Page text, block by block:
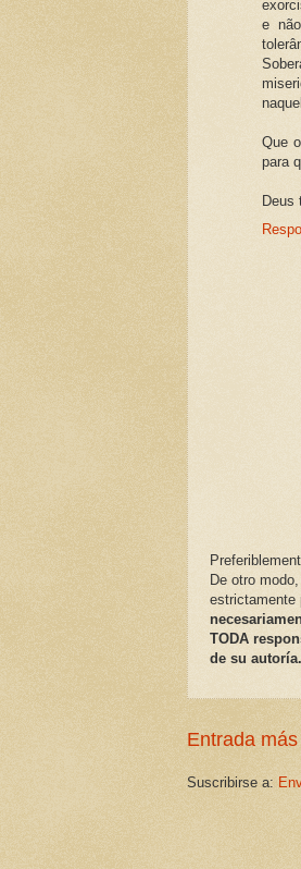
e
Que
para
Deus
De otro
estrictamente
TODA
de su autoría.
Entrada
Suscribirse a: